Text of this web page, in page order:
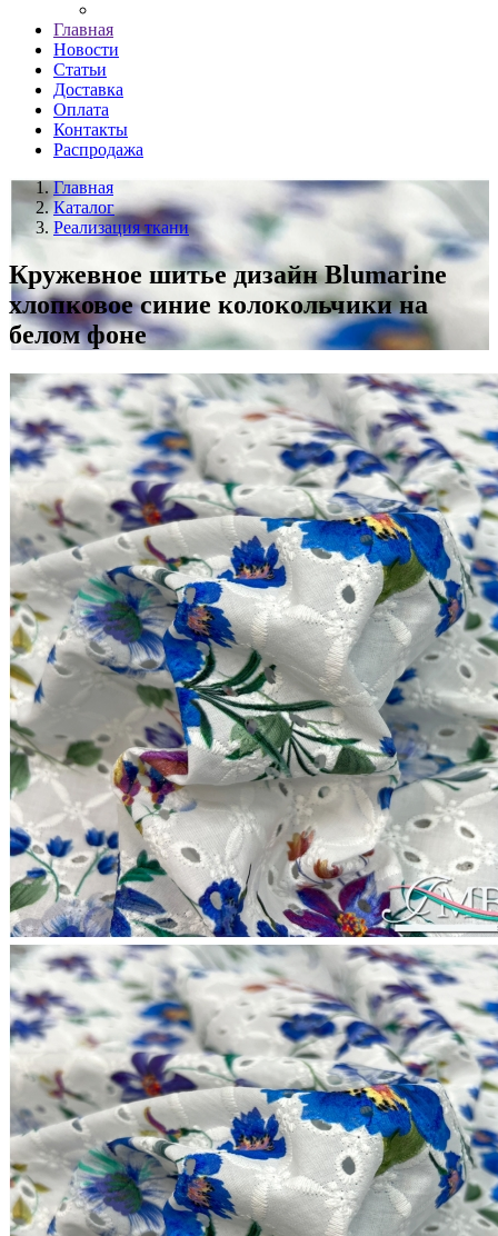
Главная
Новости
Статьи
Доставка
Оплата
Контакты
Распродажа
Главная
Каталог
Реализация ткани
Кружевное шитье дизайн Blumarine
хлопковое синие колокольчики на
белом фоне